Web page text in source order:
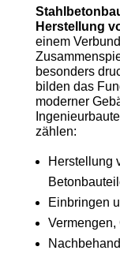
Herstellung
einem
besonders
bilden das
moderner
zählen:
Herstellung
Einbringen
Vermengen,